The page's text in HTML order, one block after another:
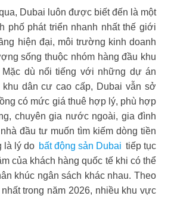
Dubai luôn được biết đến là một
phố phát triển nhanh nhất thế giới
hiện đại, môi trường kinh doanh
sống thuộc nhóm hàng đầu khu
dù nổi tiếng với những dự án
dân cư cao cấp, Dubai vẫn sở
có mức giá thuê hợp lý, phù hợp
chuyên gia nước ngoài, gia đình
đầu tư muốn tìm kiếm dòng tiền
là lý do bất động sản Dubai tiếp tục
của khách hàng quốc tế khi có thể
khúc ngân sách khác nhau. Theo
trong năm 2026, nhiều khu vực